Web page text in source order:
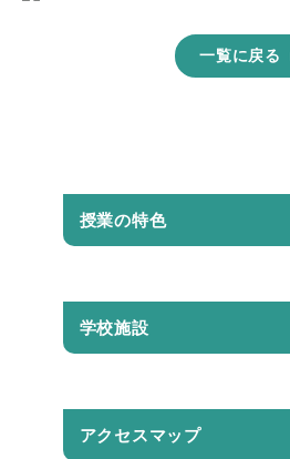
一覧に戻る
授業の特色
学校施設
アクセスマップ